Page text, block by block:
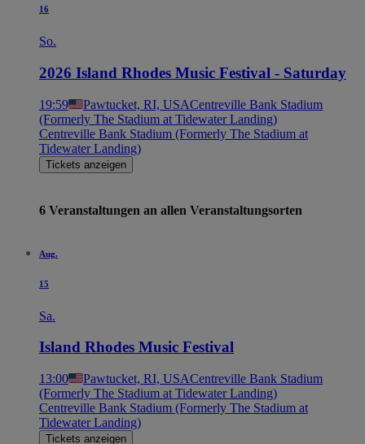
16
So.
2026 Island Rhodes Music Festival - Saturday
19:59 Pawtucket, RI, USACentreville Bank Stadium
(Formerly The Stadium at Tidewater Landing)
Centreville Bank Stadium (Formerly The Stadium at
Tidewater Landing)
Tickets anzeigen
6 Veranstaltungen an allen Veranstaltungsorten
Aug.
15
Sa.
Island Rhodes Music Festival
13:00 Pawtucket, RI, USACentreville Bank Stadium
(Formerly The Stadium at Tidewater Landing)
Centreville Bank Stadium (Formerly The Stadium at
Tidewater Landing)
Tickets anzeigen